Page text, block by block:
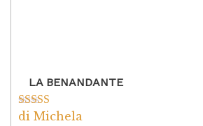
LA BENANDANTE
Valutato5su
di Michela